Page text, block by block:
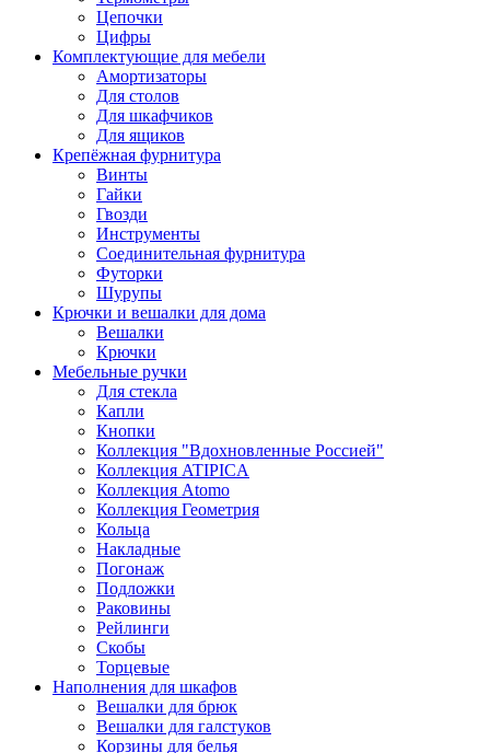
Цепочки
Цифры
Комплектующие для мебели
Амортизаторы
Для столов
Для шкафчиков
Для ящиков
Крепёжная фурнитура
Винты
Гайки
Гвозди
Инструменты
Соединительная фурнитура
Футорки
Шурупы
Крючки и вешалки для дома
Вешалки
Крючки
Мебельные ручки
Для стекла
Капли
Кнопки
Коллекция "Вдохновленные Россией"
Коллекция ATIPICA
Коллекция Atomo
Коллекция Геометрия
Кольца
Накладные
Погонаж
Подложки
Раковины
Рейлинги
Скобы
Торцевые
Наполнения для шкафов
Вешалки для брюк
Вешалки для галстуков
Корзины для белья